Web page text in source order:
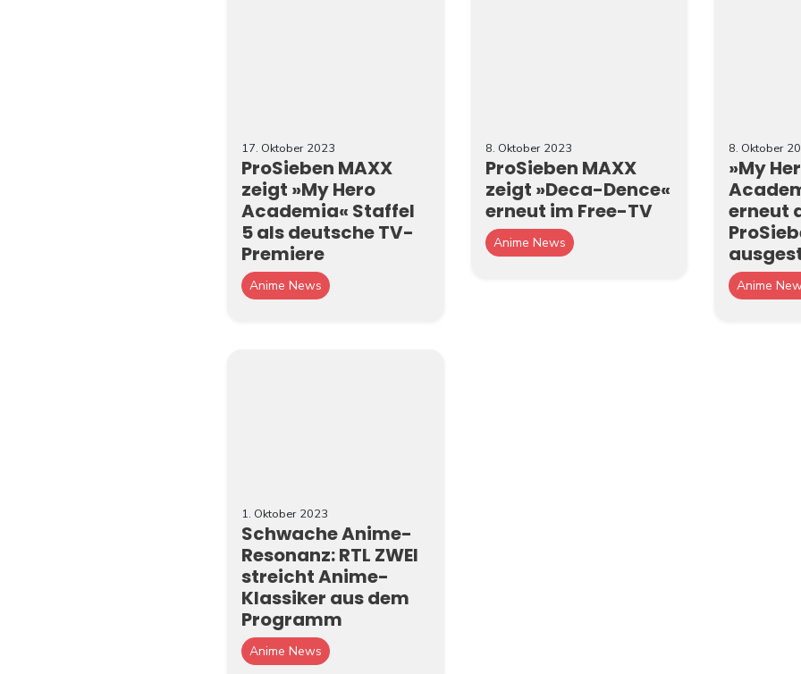
17. Oktober 2023
ProSieben MAXX
zeigt »My Hero
Academia« Staffel
5 als deutsche TV-
Premiere
Anime News
8. Oktober 2023
ProSieben MAXX
zeigt »Deca-Dence«
erneut im Free-TV
Anime News
8. Oktober
»My
erneut
Anime
1. Oktober 2023
Schwache Anime-
Resonanz: RTL ZWEI
streicht Anime-
Klassiker aus dem
Programm
Anime News